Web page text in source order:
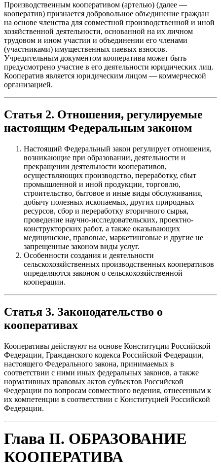
Производственным кооперативом (артелью) (далее —
кооператив) признается добровольное объединение граждан
на основе членства для совместной производственной и иной
хозяйственной деятельности, основанной на их личном
трудовом и ином участии и объединении его членами
(участниками) имущественных паевых взносов.
Учредительным документом кооператива может быть
предусмотрено участие в его деятельности юридических лиц.
Кооператив является юридическим лицом — коммерческой
организацией.
Статья 2. Отношения, регулируемые
настоящим Федеральным законом
Настоящий Федеральный закон регулирует отношения,
возникающие при образовании, деятельности и
прекращении деятельности кооперативов,
осуществляющих производство, переработку, сбыт
промышленной и иной продукции, торговлю,
строительство, бытовое и иные виды обслуживания,
добычу полезных ископаемых, других природных
ресурсов, сбор и переработку вторичного сырья,
проведение научно-исследовательских, проектно-
конструкторских работ, а также оказывающих
медицинские, правовые, маркетинговые и другие не
запрещенные законом виды услуг.
Особенности создания и деятельности
сельскохозяйственных производственных кооперативов
определяются законом о сельскохозяйственной
кооперации.
Статья 3. Законодательство о
кооперативах
Кооперативы действуют на основе Конституции Российской
Федерации, Гражданского кодекса Российской Федерации,
настоящего Федерального закона, принимаемых в
соответствии с ними иных федеральных законов, а также
нормативных правовых актов субъектов Российской
Федерации по вопросам совместного ведения, отнесенным к
их компетенции в соответствии с Конституцией Российской
Федерации.
Глава II. ОБРАЗОВАНИЕ
КООПЕРАТИВА